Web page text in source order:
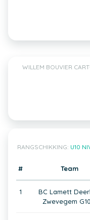
WILLEM BOUVIER
RANGSCHIKKING: U10
# Team
1
BC Lamett
Zwevegem